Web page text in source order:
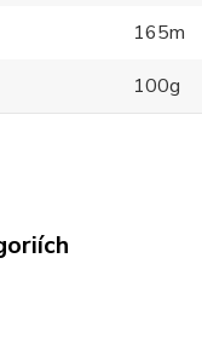
165m
100g